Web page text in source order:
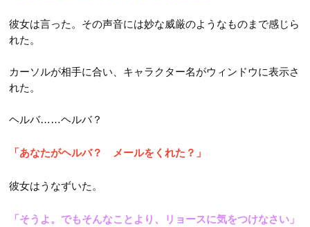
彼女は言った。その声音には妙な威厳のようなものまで感じら
れた。
カーソルが相手に合い、キャラクター名がウィンドウに表示さ
れた。
ヘルバ……ヘルバ？
「あなたがヘルバ？ メールをくれた？」
彼女はうなずいた。
「そうよ。でもそんなことより、リョースに気をつけなさい」